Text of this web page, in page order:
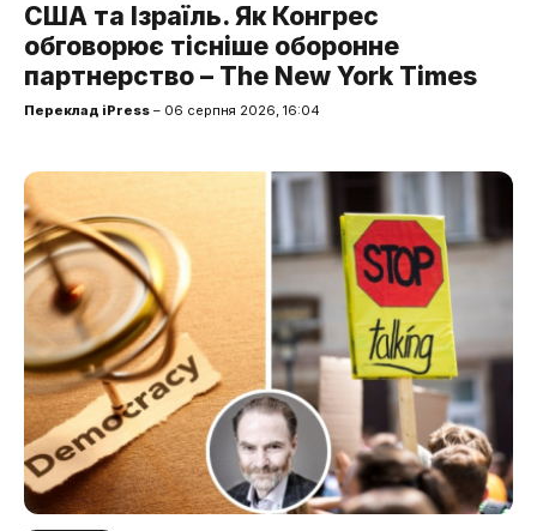
США та Ізраїль. Як Конгрес
обговорює тісніше оборонне
партнерство – The New York Times
Переклад iPress – 06 серпня 2026, 16:04